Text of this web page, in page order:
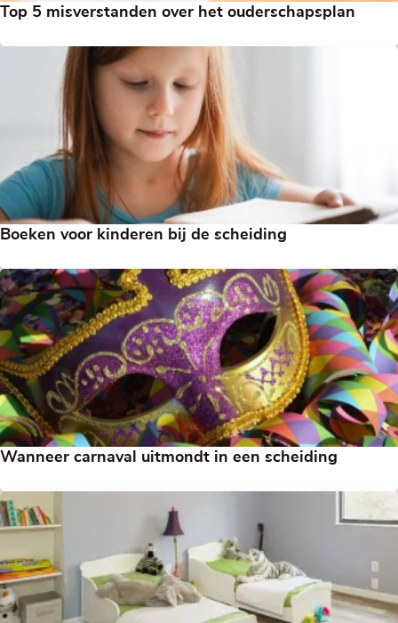
Top 5 misverstanden over het ouderschapsplan
Boeken voor kinderen bij de scheiding
Wanneer carnaval uitmondt in een scheiding